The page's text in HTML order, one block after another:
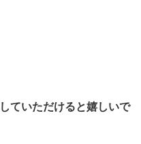
ていただけると嬉しいで